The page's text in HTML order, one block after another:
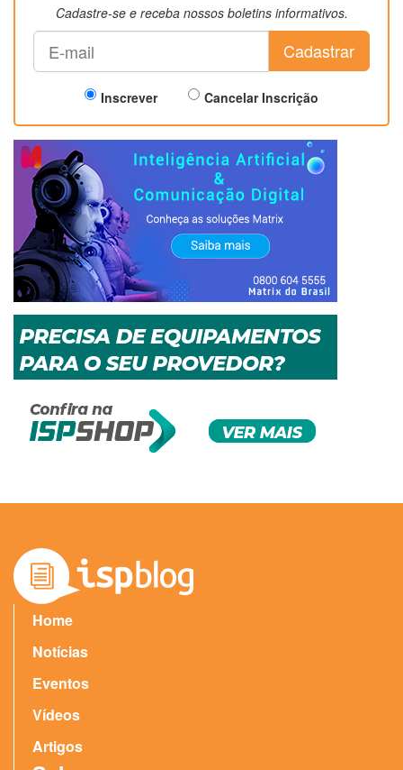
Cadastre-se e receba nossos boletins informativos.
Cadastrar
Inscrever Cancelar Inscrição
Home
Notícias
Eventos
Vídeos
Artigos